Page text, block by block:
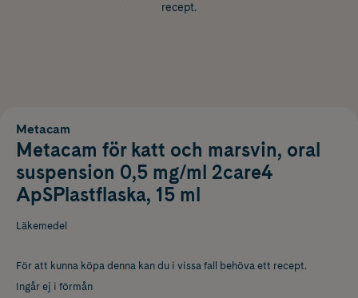
recept.
Metacam
Metacam för katt och marsvin, oral
suspension 0,5 mg/ml 2care4
ApSPlastflaska, 15 ml
Läkemedel
För att kunna köpa denna kan du i vissa fall behöva ett recept.
Ingår ej i förmån